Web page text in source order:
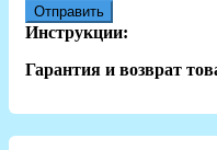
Отправить
Инструкции:
Гарантия и возврат